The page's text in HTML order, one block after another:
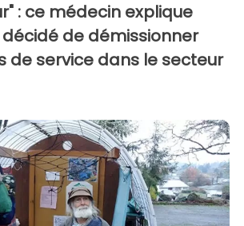
: ce médecin explique
de démissionner
de service dans le secteur